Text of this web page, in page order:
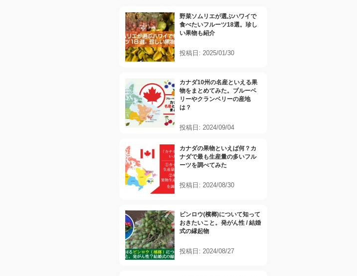
野菜ソムリエが選ぶハワイで
食べたいフルーツ18選。珍し
い果物も紹介
投稿日: 2025/01/30
カナダ10州の名産といえる果
物をまとめてみた。ブルーベ
リーやクランベリーの産地
は？
投稿日: 2024/09/04
カナダの果物といえば何？カ
ナダで最も生産量の多いフル
ーツを調べてみた
投稿日: 2024/08/30
ビンロウ(檳榔)について知って
おきたいこと。発がん性 / 結婚
式の縁起物
投稿日: 2024/08/27